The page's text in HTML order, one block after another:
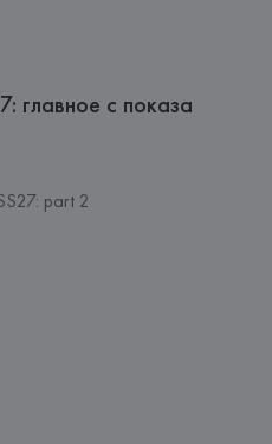
главное с показа